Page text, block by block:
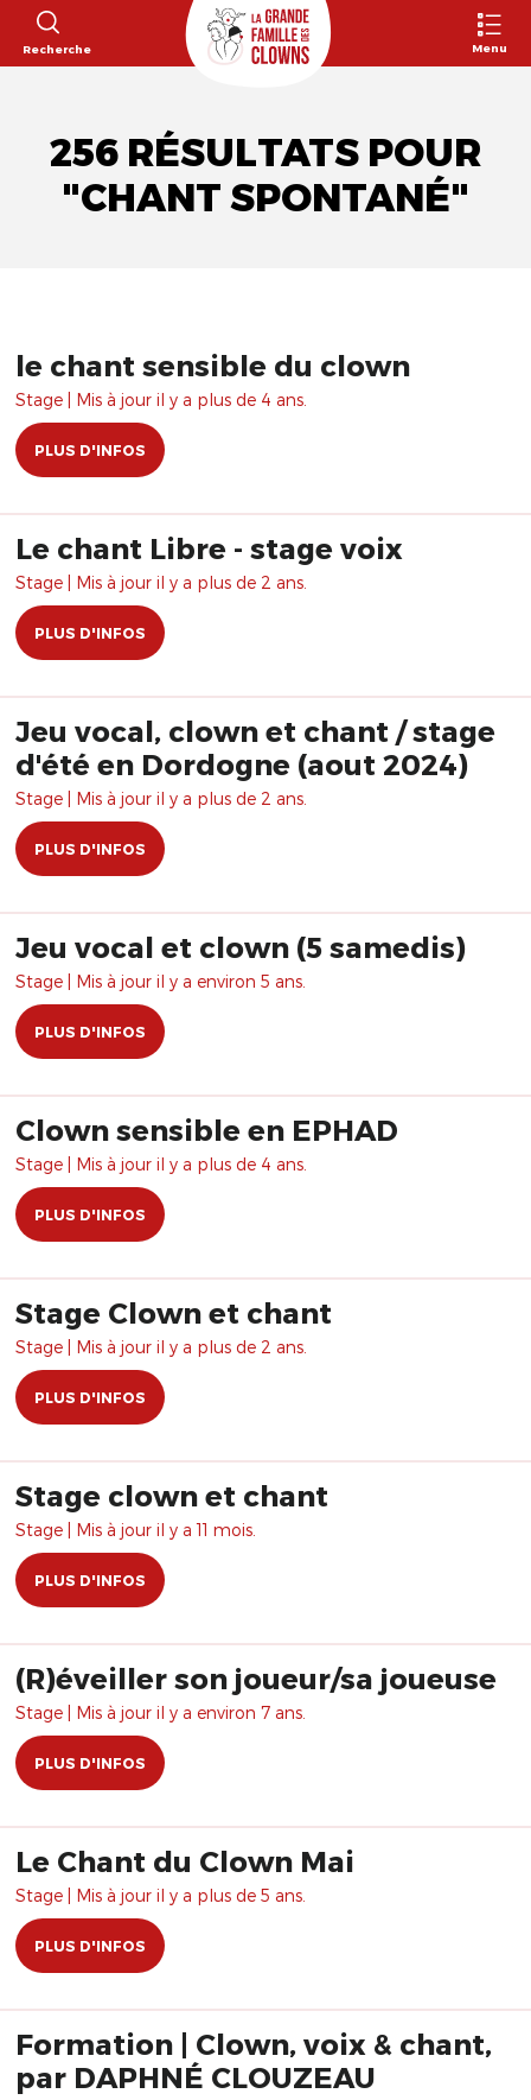
Recherche Menu
256 RÉSULTATS POUR
"CHANT SPONTANÉ"
le chant sensible du clown
Stage | Mis à jour il y a plus de 4 ans.
PLUS D'INFOS
Le chant Libre - stage voix
Stage | Mis à jour il y a plus de 2 ans.
PLUS D'INFOS
Jeu vocal, clown et chant / stage
d'été en Dordogne (aout 2024)
Stage | Mis à jour il y a plus de 2 ans.
PLUS D'INFOS
Jeu vocal et clown (5 samedis)
Stage | Mis à jour il y a environ 5 ans.
PLUS D'INFOS
Clown sensible en EPHAD
Stage | Mis à jour il y a plus de 4 ans.
PLUS D'INFOS
Stage Clown et chant
Stage | Mis à jour il y a plus de 2 ans.
PLUS D'INFOS
Stage clown et chant
Stage | Mis à jour il y a 11 mois.
PLUS D'INFOS
(R)éveiller son joueur/sa joueuse
Stage | Mis à jour il y a environ 7 ans.
PLUS D'INFOS
Le Chant du Clown Mai
Stage | Mis à jour il y a plus de 5 ans.
PLUS D'INFOS
Formation | Clown, voix & chant,
par DAPHNÉ CLOUZEAU